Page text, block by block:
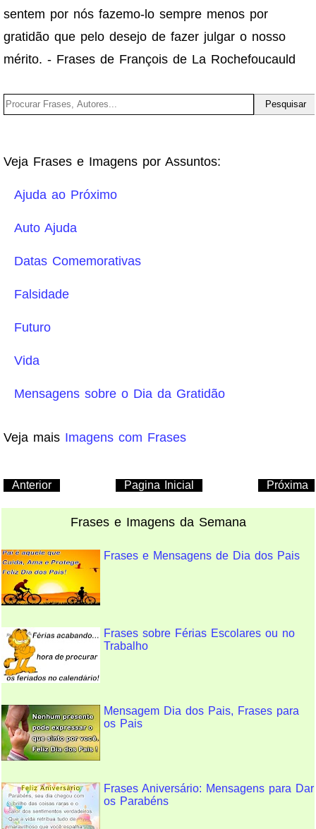
sentem por nós fazemo-lo sempre menos por
gratidão que pelo desejo de fazer julgar o nosso
mérito. - Frases de François de La Rochefoucauld
Veja Frases e Imagens por Assuntos:
Ajuda ao Próximo
Auto Ajuda
Datas Comemorativas
Falsidade
Futuro
Vida
Mensagens sobre o Dia da Gratidão
Veja mais Imagens com Frases
Anterior Próxima
Pagina Inicial
Frases e Imagens da Semana
Frases e Mensagens de Dia dos Pais
Frases sobre Férias Escolares ou no
Trabalho
Mensagem Dia dos Pais, Frases para
os Pais
Frases Aniversário: Mensagens para Dar
os Parabéns